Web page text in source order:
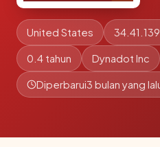
United States
0.4 tahun Dynadot Inc
Diperbarui3 bulan yang